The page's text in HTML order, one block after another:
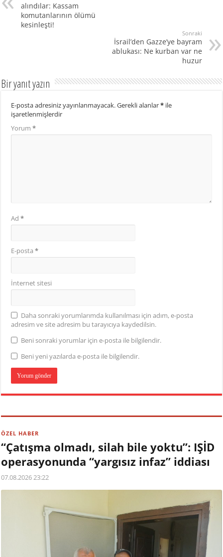
alındılar: Kassam
komutanlarının ölümü
kesinleşti!
Sonraki
İsrail’den Gazze’ye bayram
ablukası: Ne kurban var ne
huzur
Bir yanıt yazın
E-posta adresiniz yayınlanmayacak.Gerekli alanlar* ile
işaretlenmişlerdir
Yorum*
Ad*
E-posta*
İnternet sitesi
Daha sonraki yorumlarımda kullanılması için adım, e-posta
adresim ve site adresim bu tarayıcıya kaydedilsin.
Beni sonraki yorumlar için e-posta ile bilgilendir.
Beni yeni yazılarda e-posta ile bilgilendir.
ÖZEL HABER
“Çatışma olmadı, silah bile yoktu”: IŞİD
operasyonunda “yargısız infaz” iddiası
07.08.2026 23:22